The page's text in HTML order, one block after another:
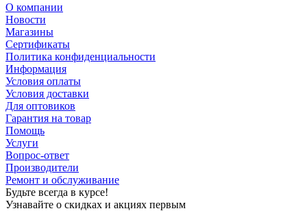
О компании
Новости
Магазины
Сертификаты
Политика конфиденциальности
Информация
Условия оплаты
Условия доставки
Для оптовиков
Гарантия на товар
Помощь
Услуги
Вопрос-ответ
Производители
Ремонт и обслуживание
Будьте всегда в курсе!
Узнавайте о скидках и акциях первым